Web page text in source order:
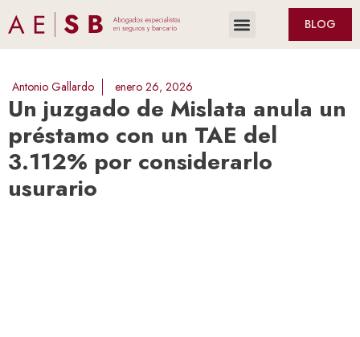
BLOG
Antonio Gallardo enero 26, 2026
Un juzgado de Mislata anula un
préstamo con un TAE del
3.112% por considerarlo
usurario